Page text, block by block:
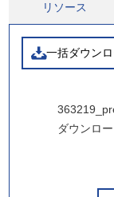
リソース
一括ダウン
ダウンロ